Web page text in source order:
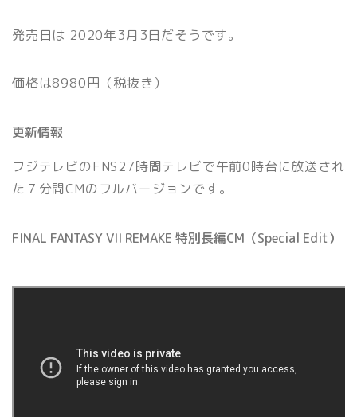
発売日は 2020年3月3日だそうです。
価格は8980円（税抜き）
更新情報
フジテレビのFNS27時間テレビで午前0時台に放送され
た７分間CMのフルバージョンです。
FINAL FANTASY VII REMAKE 特別長編CM（Special Edit）